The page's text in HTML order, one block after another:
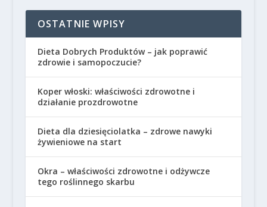
OSTATNIE WPISY
Dieta Dobrych Produktów – jak poprawić
zdrowie i samopoczucie?
Koper włoski: właściwości zdrowotne i
działanie prozdrowotne
Dieta dla dziesięciolatka – zdrowe nawyki
żywieniowe na start
Okra – właściwości zdrowotne i odżywcze
tego roślinnego skarbu